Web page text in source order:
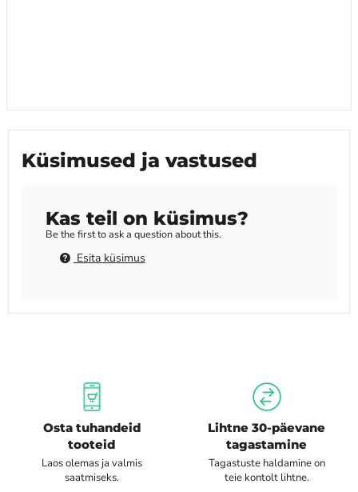
Küsimused ja vastused
Kas teil on küsimus?
Be the first to ask a question about this.
Esita küsimus
Osta tuhandeid
tooteid
Laos olemas ja valmis
saatmiseks.
Lihtne 30-päevane
tagastamine
Tagastuste haldamine on
teie kontolt lihtne.